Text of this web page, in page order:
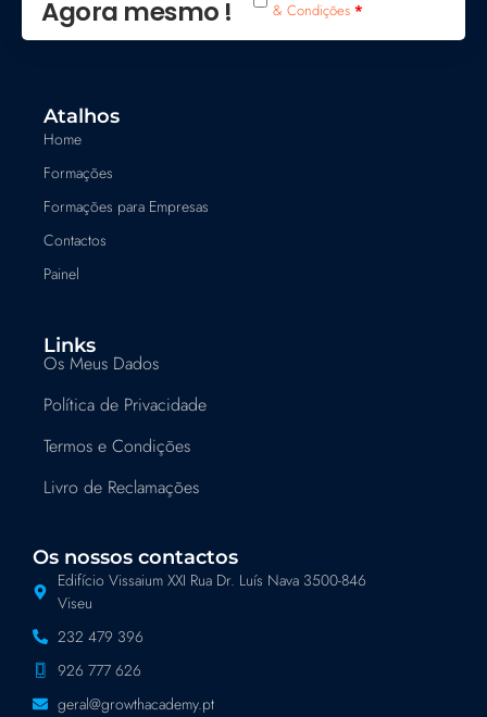
Agora mesmo !
& Condições *
Atalhos
Home
Formações
Formações para Empresas
Contactos
Painel
Links
Os Meus Dados
Política de Privacidade
Termos e Condições
Livro de Reclamações
Os nossos contactos
Edifício Vissaium XXI Rua Dr. Luís Nava 3500-846
Viseu
232 479 396
926 777 626
geral@growthacademy.pt